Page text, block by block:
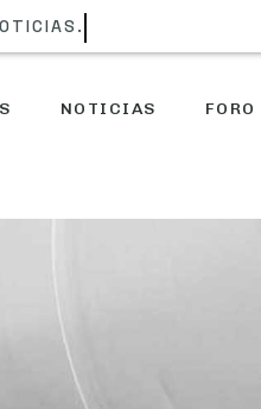
NOTICIAS FORO